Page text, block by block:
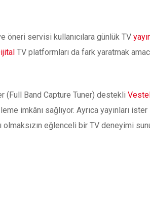
öneri servisi kullanıcılara günlük TV
TV platformları da fark yaratmak
(Full Band Capture Tuner) destekli
imkânı sağlıyor. Ayrıca yayınları
olmaksızın eğlenceli bir TV deneyimi